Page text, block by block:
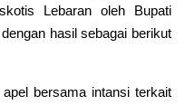
Lebaran oleh Bupati
dengan hasilsebagai berikut
bersama intansi terkait